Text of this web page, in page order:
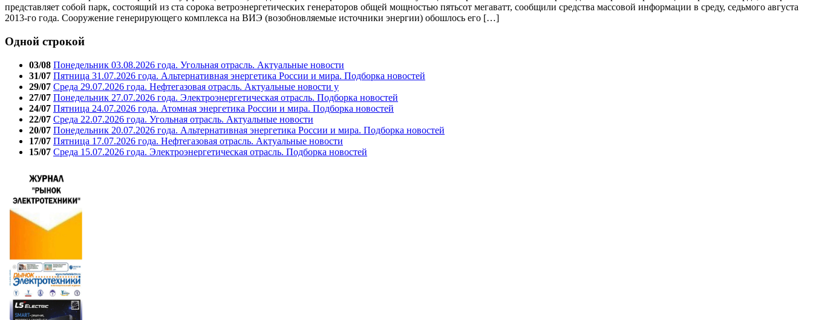
представляет собой парк, состоящий из ста сорока ветроэнергетических генераторов общей мощностью пятьсот мегаватт, сообщили средства массовой информации в среду, седьмого августа
2013-го года. Сооружение генерирующего комплекса на ВИЭ (возобновляемые источники энергии) обошлось его […]
Одной строкой
03/08 Понедельник 03.08.2026 года. Угольная отрасль. Актуальные новости
31/07 Пятница 31.07.2026 года. Альтернативная энергетика России и мира. Подборка новостей
29/07 Среда 29.07.2026 года. Нефтегазовая отрасль. Актуальные новости у
27/07 Понедельник 27.07.2026 года. Электроэнергетическая отрасль. Подборка новостей
24/07 Пятница 24.07.2026 года. Атомная энергетика России и мира. Подборка новостей
22/07 Среда 22.07.2026 года. Угольная отрасль. Актуальные новости
20/07 Понедельник 20.07.2026 года. Альтернативная энергетика России и мира. Подборка новостей
17/07 Пятница 17.07.2026 года. Нефтегазовая отрасль. Актуальные новости
15/07 Среда 15.07.2026 года. Электроэнергетическая отрасль. Подборка новостей